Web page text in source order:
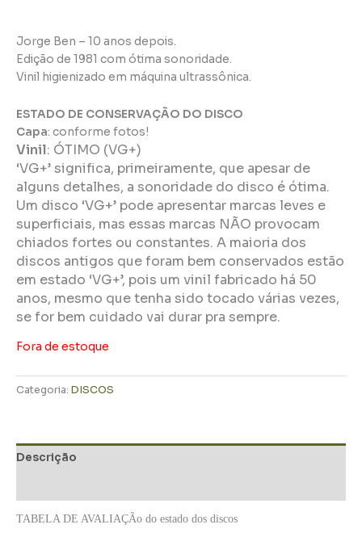
Jorge Ben – 10 anos depois.
Edição de 1981 com ótima sonoridade.
Vinil higienizado em máquina ultrassônica.
ESTADO DE CONSERVAÇÃO DO DISCO
Capa: conforme fotos!
Vinil: ÓTIMO (VG+)
‘VG+’ significa, primeiramente, que apesar de
alguns detalhes, a sonoridade do disco é ótima.
Um disco ‘VG+’ pode apresentar marcas leves e
superficiais, mas essas marcas NÃO provocam
chiados fortes ou constantes. A maioria dos
discos antigos que foram bem conservados estão
em estado ‘VG+’, pois um vinil fabricado há 50
anos, mesmo que tenha sido tocado várias vezes,
se for bem cuidado vai durar pra sempre.
Fora de estoque
Categoria: DISCOS
Descrição
TABELA DE AVALIAÇÃo do estado dos discos